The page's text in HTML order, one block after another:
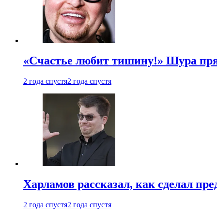
«Счастье любит тишину!» Шура
2 года спустя2 года спустя
Харламов рассказал, как сделал
2 года спустя2 года спустя